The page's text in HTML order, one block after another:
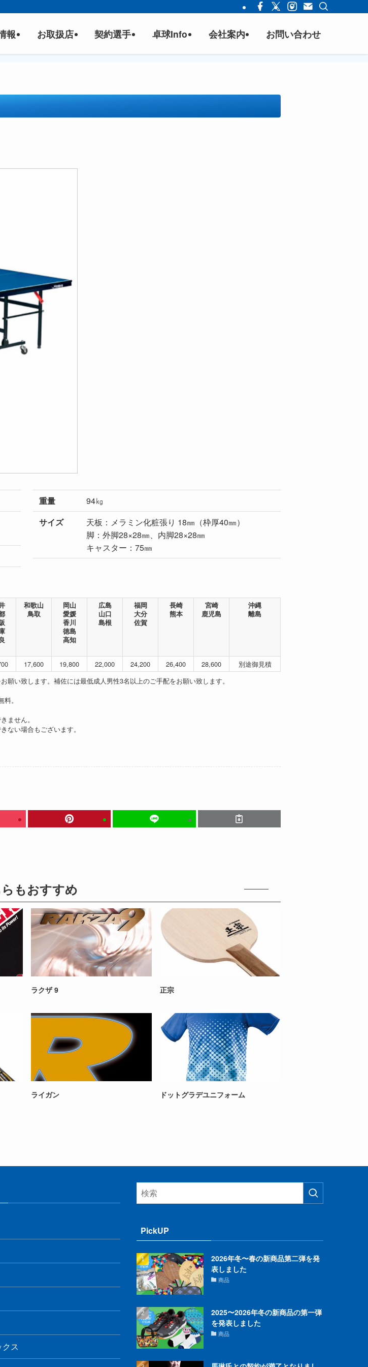
報 お取扱店 契約選手 卓球Info 会社案内 お問い合わせ
重量
94㎏
サイズ
天板：メラミン化粧張り 18㎜（枠厚40㎜）
脚：外脚28×28㎜、内脚28×28㎜
キャスター：75㎜
和歌山
鳥取
岡山
愛媛
香川
徳島
高知
広島
山口
島根
福岡
大分
佐賀
長崎
熊本
宮崎
鹿児島
沖縄
離島
17,600 19,800 22,000 24,200 26,400 28,600
別途御見積
い致します。補佐には最低成人男性3名以上のご手配をお願い致します。
。
ません。
ない場合もございます。
もおすすめ
ラクザ 9 正宗
ライガン ドットグラデユニフォーム
ス
PickUP
2026年冬〜春の新商品第二弾を発
表しました
商品
2025〜2026年冬の新商品の第一弾
を発表しました
商品